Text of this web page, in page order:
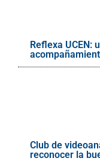
Reflexa UCEN:
Club de
reconocer la